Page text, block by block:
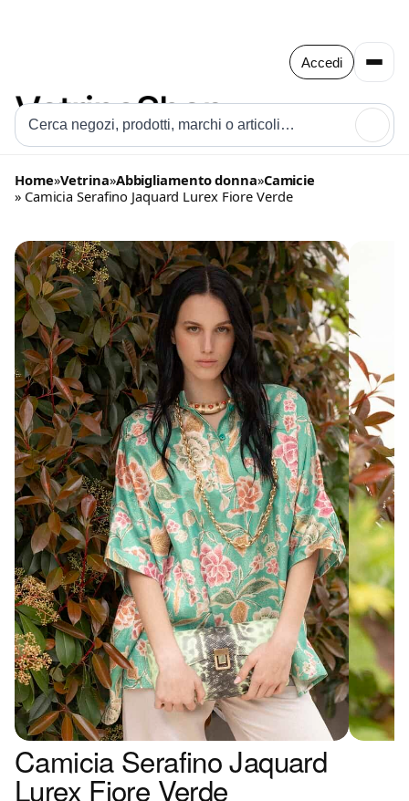
Accedi
Home»Vetrina»Abbigliamento donna»Camicie
» Camicia Serafino Jaquard Lurex Fiore Verde
Camicia Serafino Jaquard
Lurex Fiore Verde